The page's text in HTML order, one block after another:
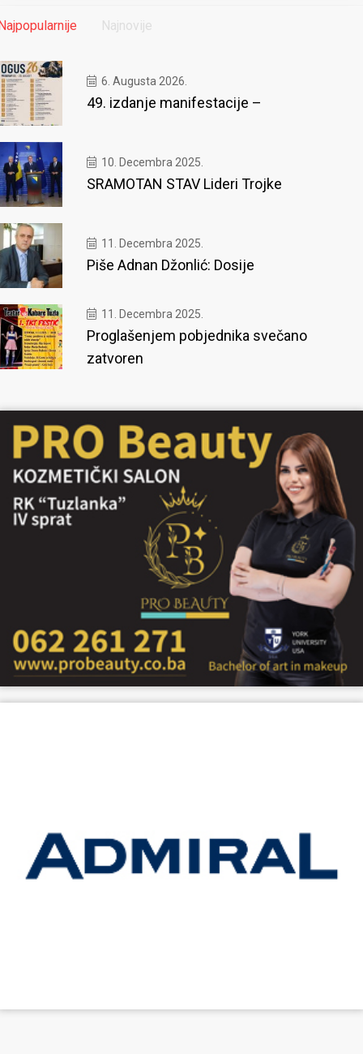
Najnovije
6. Augusta 2026.
49. izdanje manifestacije –
10. Decembra 2025.
SRAMOTAN STAV Lideri Trojke
11. Decembra 2025.
Piše Adnan Džonlić: Dosije
11. Decembra 2025.
Proglašenjem pobjednika svečano
zatvoren